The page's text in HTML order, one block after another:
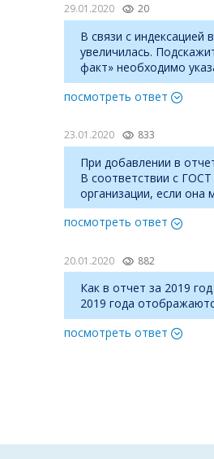
29.01.2020 20
В связи с индексацией
увеличилась.
факт» необходимо
посмотреть ответ
23.01.2020 833
При добавлении в
В соответствии с
организации, если она
посмотреть ответ
20.01.2020 882
Как в отчет за 2019
2019 года
посмотреть ответ